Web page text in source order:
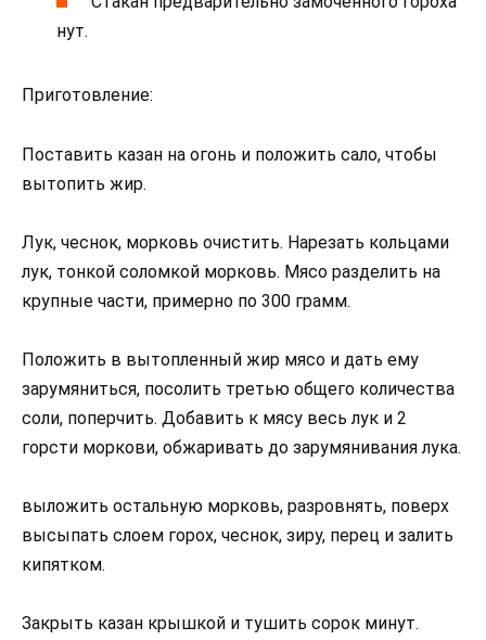
нут.
Приготовление:
Поставить казан на огонь и положить сало, чтобы
вытопить жир.
Лук, чеснок, морковь очистить. Нарезать кольцами
лук, тонкой соломкой морковь. Мясо разделить на
крупные части, примерно по 300 грамм.
Положить в вытопленный жир мясо и дать ему
зарумяниться, посолить третью общего количества
соли, поперчить. Добавить к мясу весь лук и 2
горсти моркови, обжаривать до зарумянивания лука.
выложить остальную морковь, разровнять, поверх
высыпать слоем горох, чеснок, зиру, перец и залить
кипятком.
Закрыть казан крышкой и тушить сорок минут.